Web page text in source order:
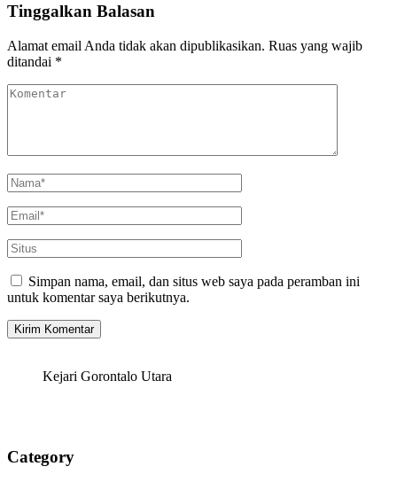
Tinggalkan Balasan
Alamat email Anda tidak akan dipublikasikan. Ruas yang wajib
ditandai *
Simpan nama, email, dan situs web saya pada peramban ini
untuk komentar saya berikutnya.
Kejari Gorontalo Utara
Category